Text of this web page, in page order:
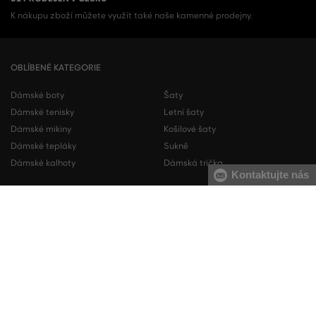
K nákupu zboží můžete využít také naše kamenné prodejny.
OBLÍBENÉ KATEGORIE
Dámské boty
Dámské tenisky
Dámské mikiny
Dámské tepláky
Dámské kalhoty
Šaty
Letní šaty
Košilové šaty
Sukně
Dámská trička
Kontaktujte nás